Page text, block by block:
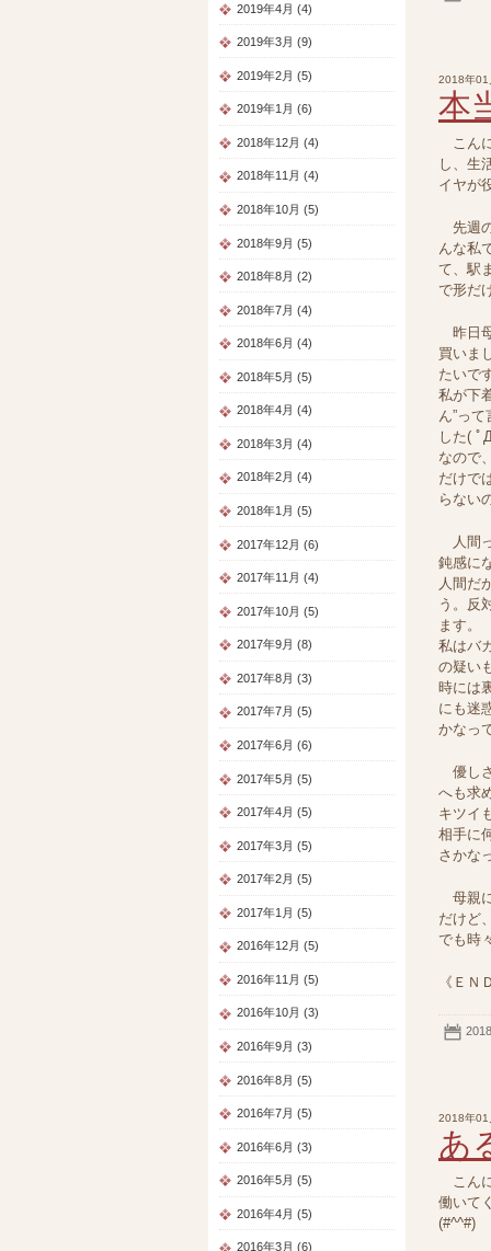
2018年01
本
こん
し、生
イヤが
先週
んな私
て、駅
で形だ
昨日
買いま
たいで
私が下
ん”っ
した( ﾟ
なので
だけで
らない
人間
鈍感に
人間だ
う。反
ます。
私はバ
の疑い
時には
にも迷
かなっ
優し
へも求
キツイ
相手に
さかな
母親
だけど
でも時
《ＥＮ
2018年01
あ
こん
働いて
(#^^#)
2019年4月 (4)
2019年3月 (9)
2019年2月 (5)
2019年1月 (6)
2018年12月 (4)
2018年11月 (4)
2018年10月 (5)
2018年9月 (5)
2018年8月 (2)
2018年7月 (4)
2018年6月 (4)
2018年5月 (5)
2018年4月 (4)
2018年3月 (4)
2018年2月 (4)
2018年1月 (5)
2017年12月 (6)
2017年11月 (4)
2017年10月 (5)
2017年9月 (8)
2017年8月 (3)
2017年7月 (5)
2017年6月 (6)
2017年5月 (5)
2017年4月 (5)
2017年3月 (5)
2017年2月 (5)
2017年1月 (5)
2016年12月 (5)
2016年11月 (5)
2016年10月 (3)
2016年9月 (3)
2016年8月 (5)
2016年7月 (5)
2016年6月 (3)
2016年5月 (5)
2016年4月 (5)
2016年3月 (6)